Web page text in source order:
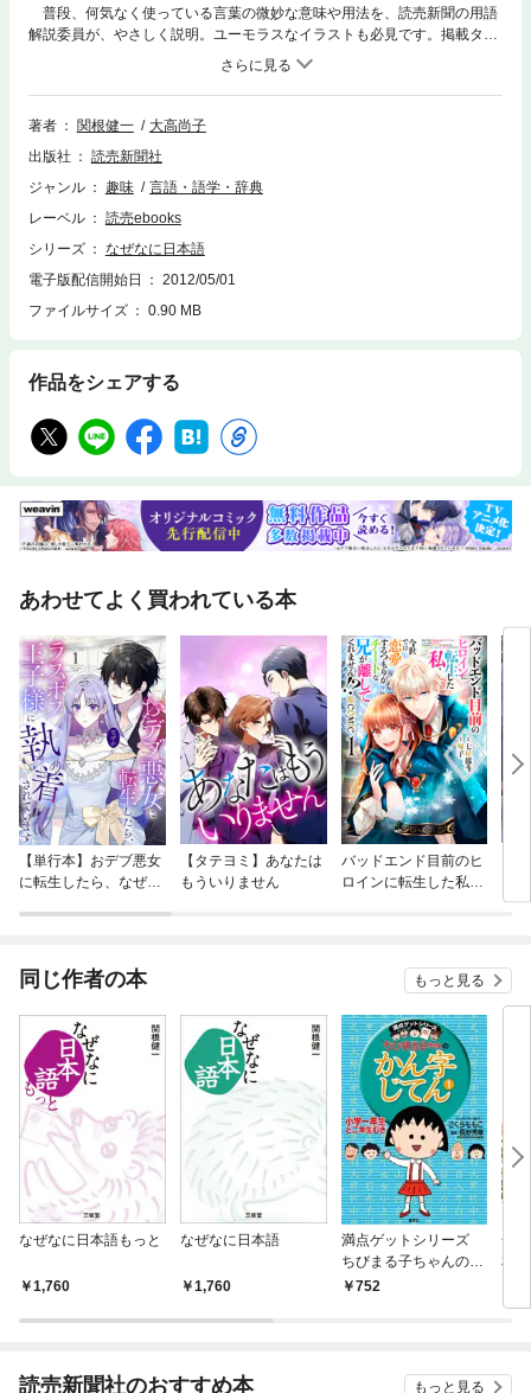
普段、何気なく使っている言葉の微妙な意味や用法を、読売新聞の用語
解説委員が、やさしく説明。ユーモラスなイラストも必見です。掲載タイ
トル例：「真っ赤」の真って。「もしもし」の始まり。「わ」と読むのに
「は」。しりとり必勝法。「ぽい」はほどほどに。「××コン」がいっぱ
い。
著者
関根健一
大高尚子
出版社
読売新聞社
ジャンル
趣味
言語・語学・辞典
レーベル
読売ebooks
シリーズ
なぜなに日本語
電子版配信開始日
2012/05/01
ファイルサイズ
0.90 MB
作品をシェアする
あわせてよく買われている本
【単行本】おデブ悪女
に転生したら、なぜか
【タテヨミ】あなたは
もういりません
バッドエンド目前のヒ
ロインに転生した私、
同じ作者の本 もっと見る
なぜなに日本語もっと
1,760
なぜなに日本語
1,760
満点ゲットシリーズ
ちびまる子ちゃんのか
ん字じてん（１）
752
一
本
読売新聞社のおすすめ本 もっと見る